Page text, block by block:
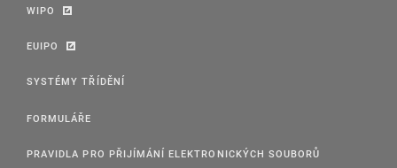
WIPO
EUIPO
SYSTÉMY TŘÍDĚNÍ
FORMULÁŘE
PRAVIDLA PRO PŘIJÍMÁNÍ ELEKTRONICKÝCH SOUBORŮ